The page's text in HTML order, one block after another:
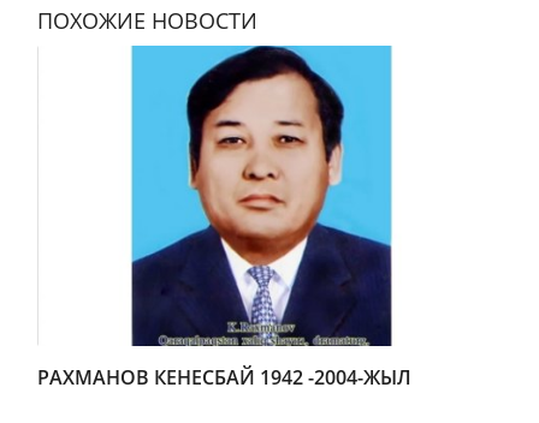
ПОХОЖИЕ НОВОСТИ
РАХМАНОВ КЕНЕСБАЙ 1942 -2004-ЖЫЛ